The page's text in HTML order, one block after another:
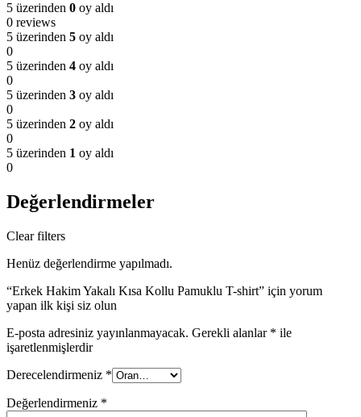
5 üzerinden 0 oy aldı
0 reviews
5 üzerinden 5 oy aldı
0
5 üzerinden 4 oy aldı
0
5 üzerinden 3 oy aldı
0
5 üzerinden 2 oy aldı
0
5 üzerinden 1 oy aldı
0
Değerlendirmeler
Clear filters
Henüz değerlendirme yapılmadı.
“Erkek Hakim Yakalı Kısa Kollu Pamuklu T-shirt” için yorum
yapan ilk kişi siz olun
E-posta adresiniz yayınlanmayacak. Gerekli alanlar * ile
işaretlenmişlerdir
Derecelendirmeniz *
Değerlendirmeniz *